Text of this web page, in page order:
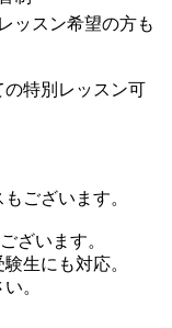
ッスン希望の方も
特別レッスン可
ございます。
ざいます。
生にも対応。
。